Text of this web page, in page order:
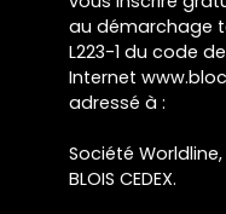
au démarchage
L223-1 du code
Internet
adressé à :
Société Worldline,
BLOIS CEDEX.